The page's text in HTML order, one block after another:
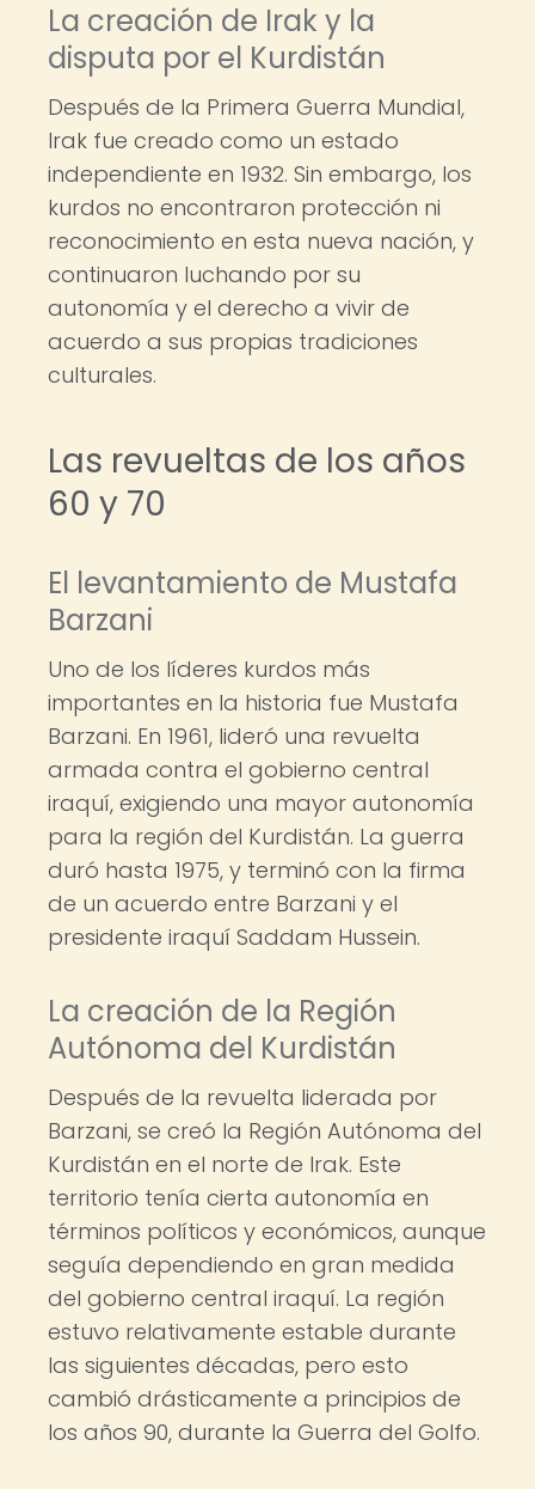
La creación de Irak y la
disputa por el Kurdistán
Después de la Primera Guerra Mundial,
Irak fue creado como un estado
independiente en 1932. Sin embargo, los
kurdos no encontraron protección ni
reconocimiento en esta nueva nación, y
continuaron luchando por su
autonomía y el derecho a vivir de
acuerdo a sus propias tradiciones
culturales.
Las revueltas de los años
60 y 70
El levantamiento de Mustafa
Barzani
Uno de los líderes kurdos más
importantes en la historia fue Mustafa
Barzani. En 1961, lideró una revuelta
armada contra el gobierno central
iraquí, exigiendo una mayor autonomía
para la región del Kurdistán. La guerra
duró hasta 1975, y terminó con la firma
de un acuerdo entre Barzani y el
presidente iraquí Saddam Hussein.
La creación de la Región
Autónoma del Kurdistán
Después de la revuelta liderada por
Barzani, se creó la Región Autónoma del
Kurdistán en el norte de Irak. Este
territorio tenía cierta autonomía en
términos políticos y económicos, aunque
seguía dependiendo en gran medida
del gobierno central iraquí. La región
estuvo relativamente estable durante
las siguientes décadas, pero esto
cambió drásticamente a principios de
los años 90, durante la Guerra del Golfo.